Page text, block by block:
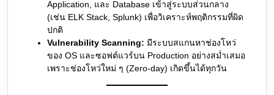
Application, และ Database เข้าสู่ระบบส่วนกลาง
(เช่น ELK Stack, Splunk) เพื่อวิเคราะห์พฤติกรรมที่ผิด
ปกติ
Vulnerability Scanning: มีระบบสแกนหาช่องโหว่
ของ OS และซอฟต์แวร์บน Production อย่างสม่ำเสมอ
เพราะช่องโหว่ใหม่ ๆ (Zero-day) เกิดขึ้นได้ทุกวัน